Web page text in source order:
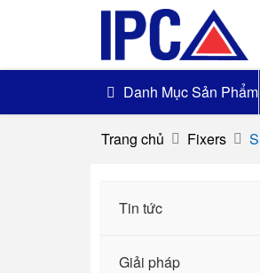
Danh Mục Sản Phẩm
Trang chủ Fixers
Tin tức
Giải pháp